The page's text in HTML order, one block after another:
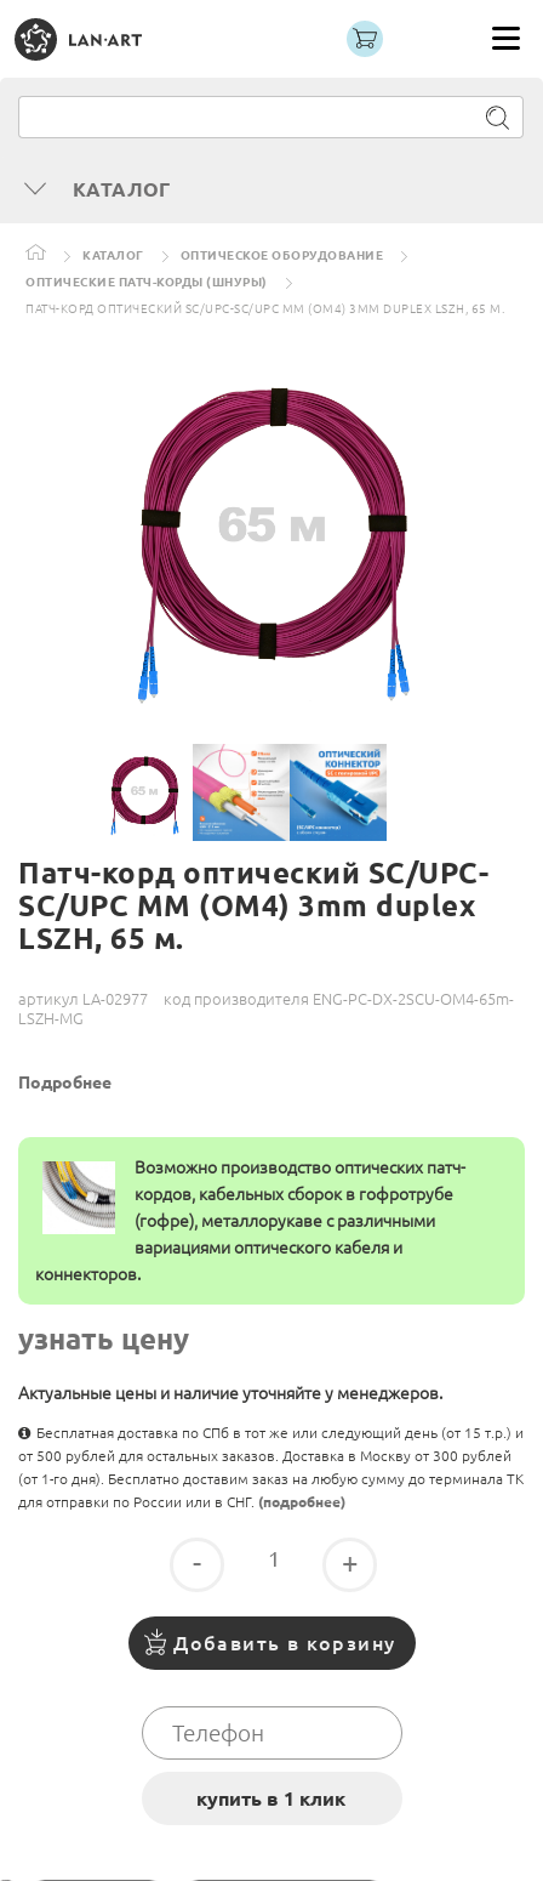
КАТАЛОГ
КАТАЛОГ
ОПТИЧЕСКОЕ ОБОРУДОВАНИЕ
ОПТИЧЕСКИЕ ПАТЧ-КОРДЫ (ШНУРЫ)
ПАТЧ-КОРД ОПТИЧЕСКИЙ SC/UPC-SC/UPC MM (OM4) 3MM DUPLEX LSZH, 65 М.
Патч-корд оптический SC/UPC-
SC/UPC MM (OM4) 3mm duplex
LSZH, 65 м.
артикул LA-02977
код производителя ENG-PC-DX-2SCU-OM4-65m-
LSZH-MG
Подробнее
Возможно производство оптических патч-
кордов, кабельных сборок в гофротрубе
(гофре), металлорукаве с различными
вариациями оптического кабеля и
коннекторов.
узнать цену
Актуальные цены и наличие уточняйте у менеджеров.
Бесплатная доставка по СПб в тот же или следующий день (от 15 т.р.) и
от 500 рублей для остальных заказов. Доставка в Москву от 300 рублей
(от 1-го дня). Бесплатно доставим заказ на любую сумму до терминала ТК
для отправки по России или в СНГ. (подробнее)
- +
Добавить в корзину